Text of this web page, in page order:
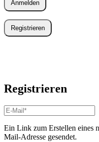
Anmelden
Registrieren
Registrieren
E-
Mail-
Adresse*
Erforderlich
Ein Link zum Erstellen eines
Mail-Adresse gesendet.